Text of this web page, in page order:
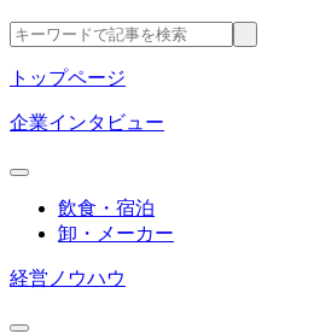
トップページ
企業インタビュー
飲食・宿泊
卸・メーカー
経営ノウハウ